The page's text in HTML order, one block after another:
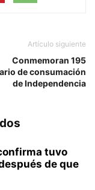
Artículo siguiente
Conmemoran 195
de consumación
de Independencia
tuvo
de que